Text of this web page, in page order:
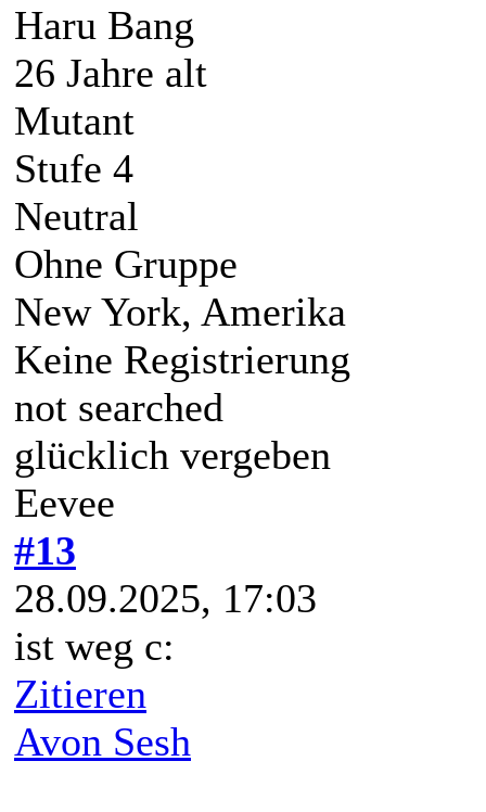
Haru Bang
26 Jahre alt
Mutant
Stufe 4
Neutral
Ohne Gruppe
New York, Amerika
Keine Registrierung
not searched
glücklich vergeben
Eevee
#13
28.09.2025, 17:03
ist weg c:
Zitieren
Avon Sesh